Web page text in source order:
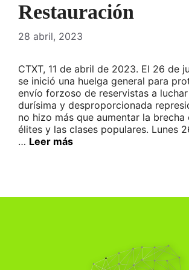
Restauración
28 abril, 2023
CTXT, 11 de abril de 2023. El 26 de
se inició una huelga general para
envío forzoso de reservistas a
durísima y desproporcionada
no hizo más que aumentar la brecha
élites y las clases populares. Lunes
… Leer más